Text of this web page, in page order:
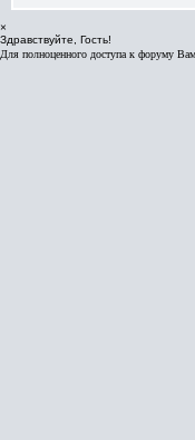
×
Здравствуйте, Гость!
Для полноценного доступа к форуму